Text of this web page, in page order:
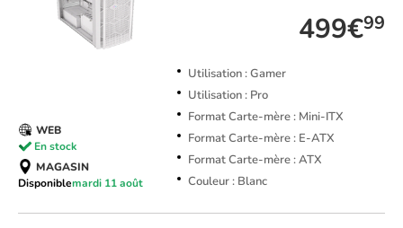
499€99
Utilisation : Gamer
Utilisation : Pro
Format Carte-mère : Mini-ITX
Format Carte-mère : E-ATX
Format Carte-mère : ATX
Couleur : Blanc
WEB
En stock
MAGASIN
Disponiblemardi 11 août